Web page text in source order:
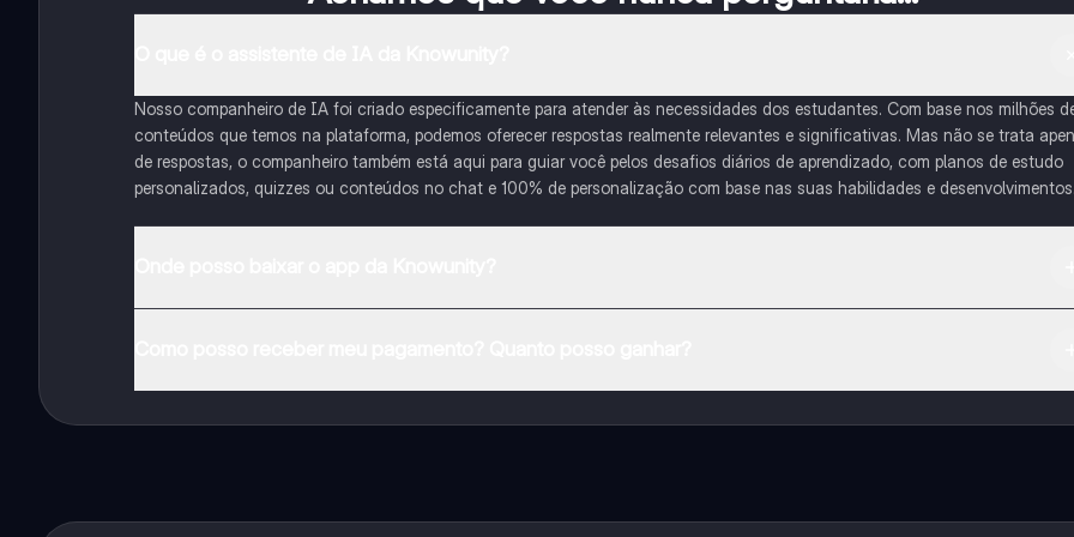
Nosso companheiro de IA foi criado especificamente para atender às necessidades dos estudantes. Com base nos milhões
conteúdos que temos na plataforma, podemos oferecer respostas realmente relevantes e significativas. Mas não se trata
de respostas, o companheiro também está aqui para guiar você pelos desafios diários de aprendizado, com planos de estudo
personalizados, quizzes ou conteúdos no chat e 100% de personalização com base nas suas habilidades e desenvolvimentos.
funcionalidades da aplicação, pode adquirir o Knowunity Pro.